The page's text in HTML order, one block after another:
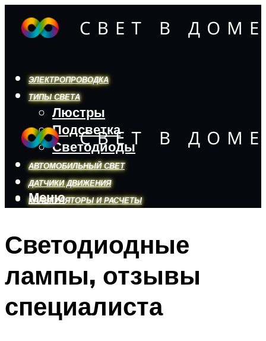
ЭЛЕКТРОПРОВОДКА
ТИПЫ СВЕТА
Люстры
Подсветка
Светодиоды
АВТОМОБИЛЬНЫЙ СВЕТ
ДАТЧИКИ ДВИЖЕНИЯ
КАЛЬКУЛЯТОРЫ И РАСЧЕТЫ
Меню
Меню
Светодиодные
лампы, отзывы
специалиста